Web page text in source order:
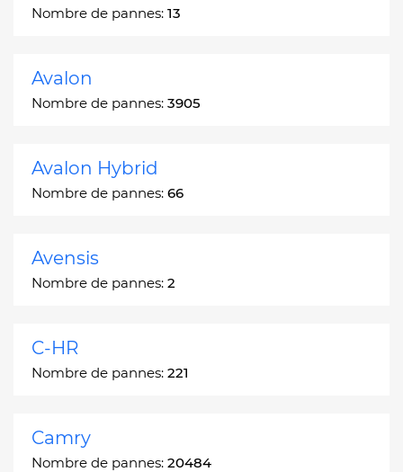
Nombre de pannes: 13
Avalon
Nombre de pannes: 3905
Avalon Hybrid
Nombre de pannes: 66
Avensis
Nombre de pannes: 2
C-HR
Nombre de pannes: 221
Camry
Nombre de pannes: 20484